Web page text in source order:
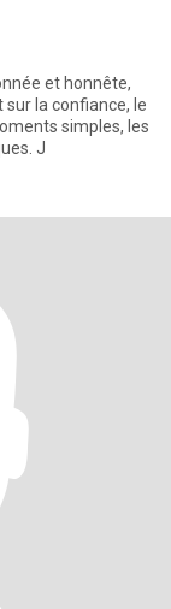
et honnête,
la confiance, le
simples, les
J